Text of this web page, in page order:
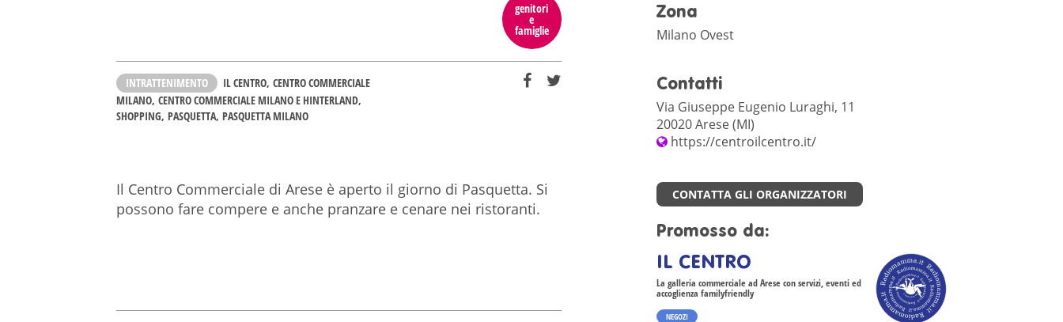
genitori
e
famiglie
INTRATTENIMENTO IL CENTRO CENTRO COMMERCIALE
MILANO CENTRO COMMERCIALE MILANO E HINTERLAND
SHOPPING PASQUETTA PASQUETTA MILANO
Il Centro Commerciale di Arese è aperto il giorno di Pasquetta. Si
possono fare compere e anche pranzare e cenare nei ristoranti.
Zona
Milano Ovest
Contatti
Via Giuseppe Eugenio Luraghi, 11
20020 Arese (MI)
https://centroilcentro.it/
CONTATTA GLI ORGANIZZATORI
Promosso da:
IL CENTRO
La galleria commerciale ad Arese con servizi, eventi ed
accoglienza familyfriendly
NEGOZI